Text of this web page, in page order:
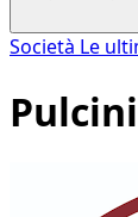
Società Le